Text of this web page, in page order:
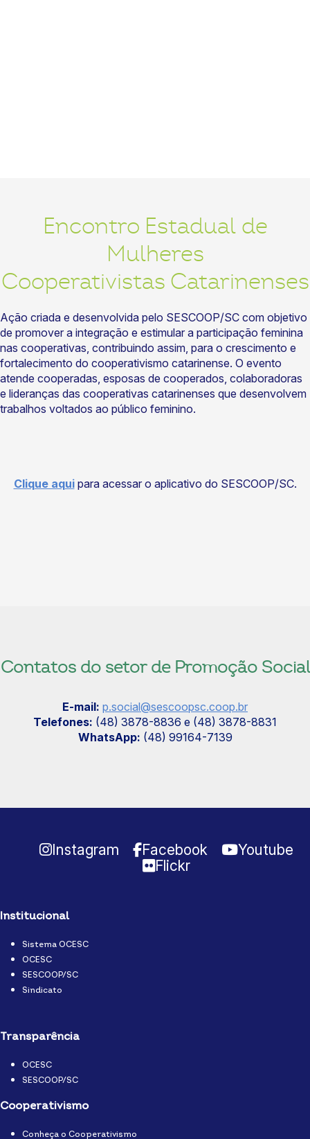
Encontro Estadual de
Mulheres
Cooperativistas Catarinenses
Ação criada e desenvolvida pelo SESCOOP/SC com objetivo
de promover a integração e estimular a participação feminina
nas cooperativas, contribuindo assim, para o crescimento e
fortalecimento do cooperativismo catarinense. O evento
atende cooperadas, esposas de cooperados, colaboradoras
e lideranças das cooperativas catarinenses que desenvolvem
trabalhos voltados ao público feminino.
Clique aquipara acessar o aplicativo do SESCOOP/SC.
Contatos do setor de Promoção Social
E-mail: p.social@sescoopsc.coop.br
Telefones: (48) 3878-8836 e (48) 3878-8831
WhatsApp: (48) 99164-7139
Instagram Facebook
Youtube
Flickr
Institucional
Sistema OCESC
OCESC
SESCOOP/SC
Sindicato
Transparência
OCESC
SESCOOP/SC
Cooperativismo
Conheça o Cooperativismo